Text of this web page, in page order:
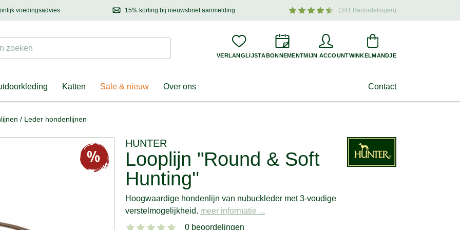
& eigenaar (341 Beoordelingen)
15% korting bij nieuwsbrief aanmelding
Ontdek nieuwtjes, hoogtepunten en aantrekkelijke aanbiedingen voor uw hond –
voedingsadvies
Mailons met uw vragen, onze voedingsdeskundige adviseert u graag!
Suchen
VERLANGLIJSTABONNEMENTMIJN ACCOUNTWINKELMANDJE
Katten Sale & nieuw Over ons Contact
/ Leder hondenlijnen
HUNTER
Looplijn "Round & Soft
Hunting''
Hoogwaardige hondenlijn van nubuckleder met 3-voudige
verstelmogelijkheid. meer informatie ...
0 beoordelingen